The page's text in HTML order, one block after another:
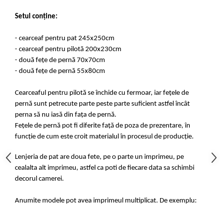
Setul conține:
- cearceaf pentru pat 245x250cm
- cearceaf pentru pilotă 200x230cm
- două fețe de pernă 70x70cm
- două fețe de pernă 55x80cm
Cearceaful pentru pilotă se închide cu fermoar, iar fețele de
pernă sunt petrecute parte peste parte suficient astfel încât
perna să nu iasă din fața de pernă.
Fețele de pernă pot fi diferite față de poza de prezentare, în
funcție de cum este croit materialul în procesul de producție.
Lenjeria de pat are doua fete, pe o parte un imprimeu, pe
cealalta alt imprimeu, astfel ca poti de fiecare data sa schimbi
decorul camerei.
Anumite modele pot avea imprimeul multiplicat. De exemplu: